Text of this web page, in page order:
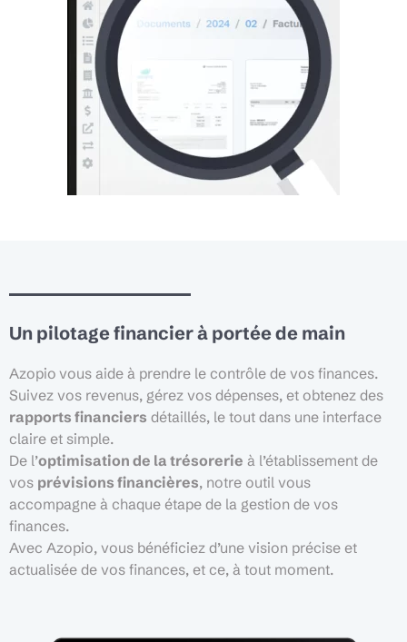
Un pilotage financier à portée de main
Azopio vous aide à prendre le contrôle de vos finances.
Suivez vos revenus, gérez vos dépenses, et obtenez des
rapports financiers détaillés, le tout dans une interface
claire et simple.
De l’optimisation de la trésorerie à l’établissement de
vos prévisions financières, notre outil vous
accompagne à chaque étape de la gestion de vos
finances.
Avec Azopio, vous bénéficiez d’une vision précise et
actualisée de vos finances, et ce, à tout moment.